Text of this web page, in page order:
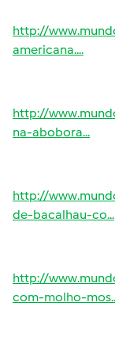
http://
americana....
http://
na-abobora...
http://
de-bacalhau-co...
http://
com-molho-